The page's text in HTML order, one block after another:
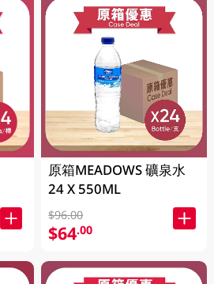
原箱MEADOWS 礦泉水
24 X 550ML
$96.00
$64.00